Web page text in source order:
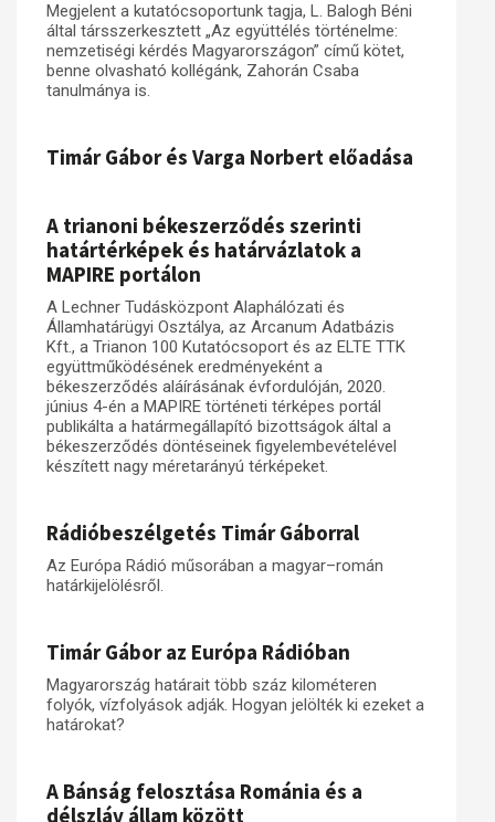
Megjelent a kutatócsoportunk tagja, L. Balogh Béni
által társszerkesztett „Az együttélés történelme:
nemzetiségi kérdés Magyarországon” című kötet,
benne olvasható kollégánk, Zahorán Csaba
tanulmánya is.
Timár Gábor és Varga Norbert előadása
A trianoni békeszerződés szerinti
határtérképek és határvázlatok a
MAPIRE portálon
A Lechner Tudásközpont Alaphálózati és
Államhatárügyi Osztálya, az Arcanum Adatbázis
Kft., a Trianon 100 Kutatócsoport és az ELTE TTK
együttműködésének eredményeként a
békeszerződés aláírásának évfordulóján, 2020.
június 4-én a MAPIRE történeti térképes portál
publikálta a határmegállapító bizottságok által a
békeszerződés döntéseinek figyelembevételével
készített nagy méretarányú térképeket.
Rádióbeszélgetés Timár Gáborral
Az Európa Rádió műsorában a magyar–román
határkijelölésről.
Timár Gábor az Európa Rádióban
Magyarország határait több száz kilométeren
folyók, vízfolyások adják. Hogyan jelölték ki ezeket a
határokat?
A Bánság felosztása Románia és a
délszláv állam között